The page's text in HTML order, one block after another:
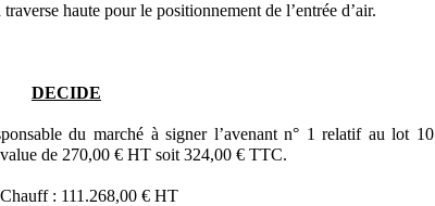
haute pour le positionnement de l’entrée d’air.
DECIDE
du marché à signer l’avenant n° 1 relatif au lot 10
de 270,00 € HT soit 324,00 € TTC.
: 111.268,00 € HT